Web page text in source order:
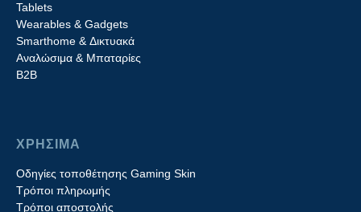
Tablets
Wearables & Gadgets
Smarthome & Δικτυακά
Aναλώσιμα & Μπαταρίες
Β2B
ΧΡΗΣΙΜΑ
Οδηγίες τοποθέτησης Gaming Skin
Τρόποι πληρωμής
Τρόποι αποστολής